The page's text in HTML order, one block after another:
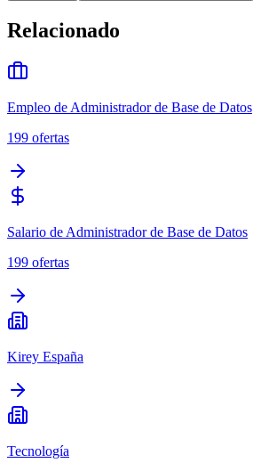
Relacionado
Empleo de Administrador de Base de Datos
199 ofertas
Salario de Administrador de Base de Datos
199 ofertas
Kirey España
Tecnología